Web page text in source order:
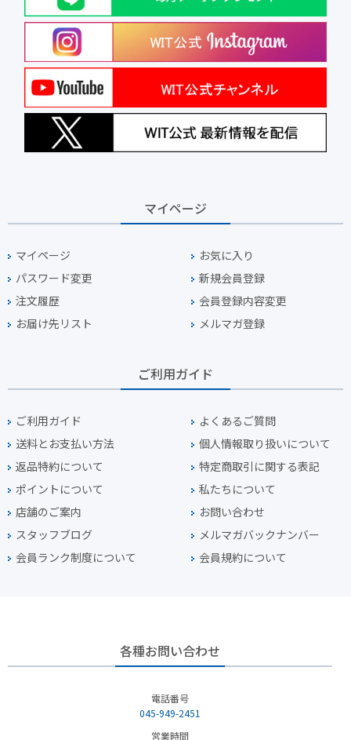
マイページ
マイページ
お気に入り
パスワード変更
新規会員登録
注文履歴
会員登録内容変更
お届け先リスト
メルマガ登録
ご利用ガイド
ご利用ガイド
よくあるご質問
送料とお支払い方法
個人情報取り扱いについて
返品特約について
特定商取引に関する表記
ポイントについて
私たちについて
店舗のご案内
お問い合わせ
スタッフブログ
メルマガバックナンバー
会員ランク制度について
会員規約について
各種お問い合わせ
電話番号
045-949-2451
営業時間